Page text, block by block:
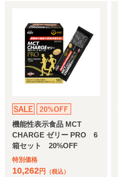
機能性表示食品 MCT
CHARGE ゼリー PRO 6
箱セット 20%OFF
特別価格
10,262円 （税込）